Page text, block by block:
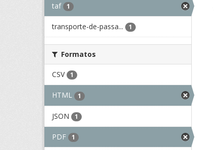
taf 1
transporte-de-passa... 1
Formatos
CSV 1
HTML 1
JSON 1
PDF 1